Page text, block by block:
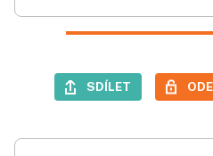
SDÍLET